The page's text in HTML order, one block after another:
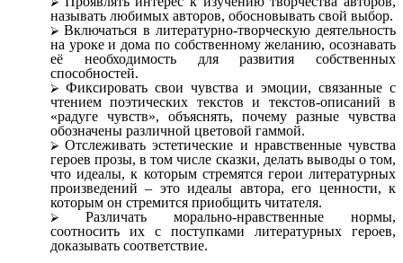
называть любимых авторов, обосновывать свой выбор.
Включаться в литературно-творческую деятельность
на уроке и дома по собственному желанию, осознавать
её необходимость для развития собственных
способностей.
Фиксировать свои чувства и эмоции, связанные с
чтением поэтических текстов и текстов-описаний в
«радуге чувств», объяснять, почему разные чувства
обозначены различной цветовой гаммой.
Отслеживать эстетические и нравственные чувства
героев прозы, в том числе сказки, делать выводы о том,
что идеалы, к которым стремятся герои литературных
произведений – это идеалы автора, его ценности, к
которым он стремится приобщить читателя.
Различать морально-нравственные нормы,
соотносить их с поступками литературных героев,
доказывать соответствие.